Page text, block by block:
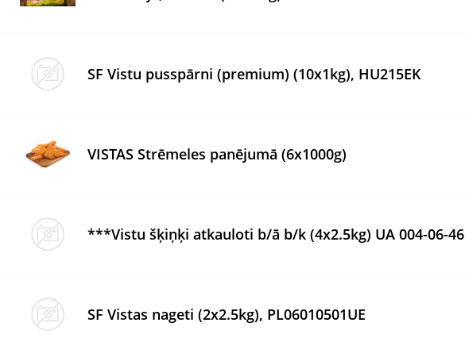
SF Vistu pusspārni (premium) (10x1kg), HU215EK
VISTAS Strēmeles panējumā (6x1000g)
***Vistu šķiņķi atkauloti b/ā b/k (4x2.5kg) UA 004-06-46
SF Vistas nageti (2x2.5kg), PL06010501UE